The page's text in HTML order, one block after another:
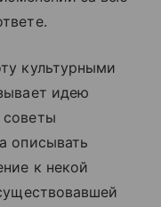
культурными
идею
описывать
к некой